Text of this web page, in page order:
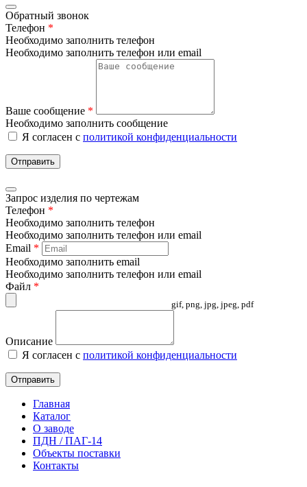
Обратный звонок
Телефон *
Необходимо заполнить телефон
Необходимо заполнить телефон или email
Ваше сообщение *
Необходимо заполнить сообщение
Я согласен с политикой конфиденциальности
Отправить
Запрос изделия по чертежам
Телефон *
Необходимо заполнить телефон
Необходимо заполнить телефон или email
Email *
Необходимо заполнить email
Необходимо заполнить телефон или email
Файл *
gif, png, jpg, jpeg, pdf
Описание
Я согласен с политикой конфиденциальности
Отправить
Главная
Каталог
О заводе
ПДН / ПАГ-14
Объекты поставки
Контакты